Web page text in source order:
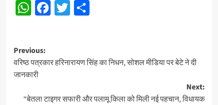
WhatsApp
Facebook
Twitter
Share
Post
navigation
Previous:
वरिष्ठ पत्रकार हरिनारायण सिंह का निधन, सोशल मीडिया पर बेटे ने दी
जानकारी
Next:
“बेतला टाइगर सफारी और पलामू किला को मिली नई पहचान, विधायक